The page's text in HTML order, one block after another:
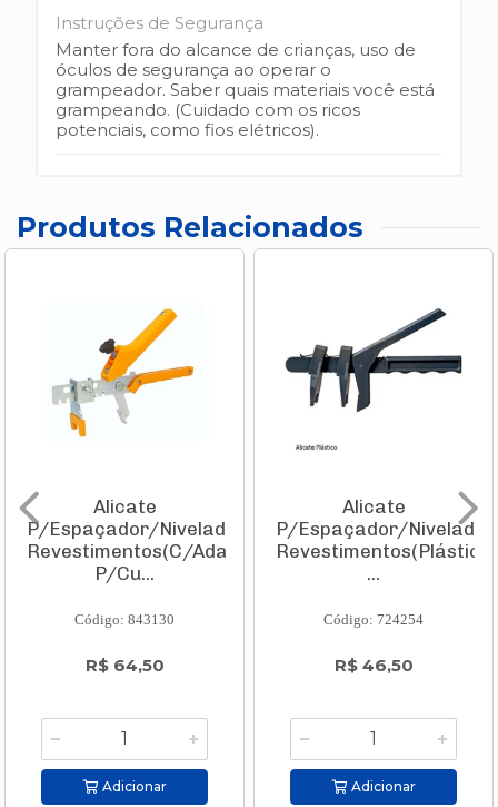
Instruções de Segurança
Manter fora do alcance de crianças, uso de
óculos de segurança ao operar o
grampeador. Saber quais materiais você está
grampeando. (Cuidado com os ricos
potenciais, como fios elétricos).
Produtos Relacionados
Alicate
P/Espaçador/Nivelador
Revestimentos(C/Adaptador
P/Cu...
Código: 843130
R$ 64,50
Adicionar
Alicate
P/Espaçador/Nivelador
...
Código: 724254
R$ 46,50
Adicionar